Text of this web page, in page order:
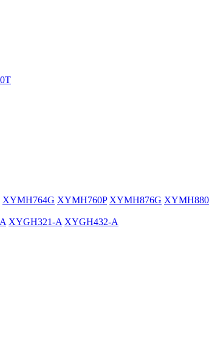
XYMH764G XYMH760P XYMH876G
XYGH321-A XYGH432-A